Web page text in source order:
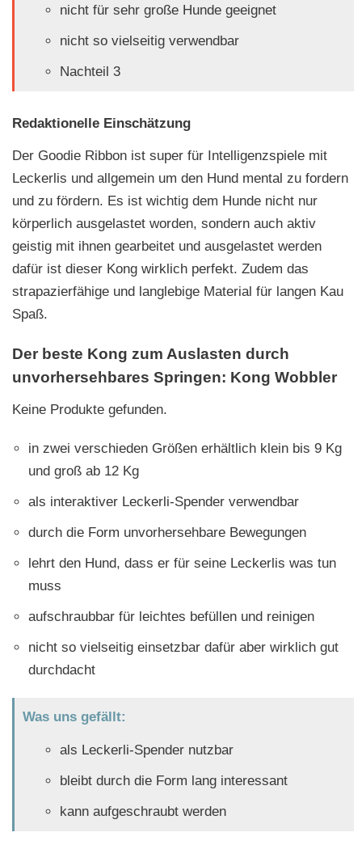
nicht für sehr große Hunde geeignet
nicht so vielseitig verwendbar
Nachteil 3
Redaktionelle Einschätzung
Der Goodie Ribbon ist super für Intelligenzspiele mit
Leckerlis und allgemein um den Hund mental zu fordern
und zu fördern. Es ist wichtig dem Hunde nicht nur
körperlich ausgelastet worden, sondern auch aktiv
geistig mit ihnen gearbeitet und ausgelastet werden
dafür ist dieser Kong wirklich perfekt. Zudem das
strapazierfähige und langlebige Material für langen Kau
Spaß.
Der beste Kong zum Auslasten durch
unvorhersehbares Springen: Kong Wobbler
Keine Produkte gefunden.
in zwei verschieden Größen erhältlich klein bis 9 Kg
und groß ab 12 Kg
als interaktiver Leckerli-Spender verwendbar
durch die Form unvorhersehbare Bewegungen
lehrt den Hund, dass er für seine Leckerlis was tun
muss
aufschraubbar für leichtes befüllen und reinigen
nicht so vielseitig einsetzbar dafür aber wirklich gut
durchdacht
Was uns gefällt:
als Leckerli-Spender nutzbar
bleibt durch die Form lang interessant
kann aufgeschraubt werden